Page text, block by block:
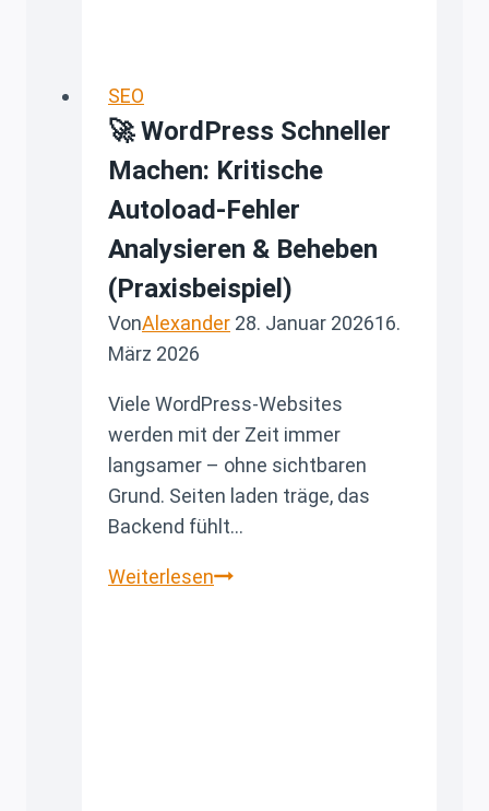
SEO
🚀 WordPress Schneller
Machen: Kritische
Autoload-Fehler
Analysieren & Beheben
(Praxisbeispiel)
VonAlexander 28. Januar 202616.
März 2026
Viele WordPress-Websites
werden mit der Zeit immer
langsamer – ohne sichtbaren
Grund. Seiten laden träge, das
Backend fühlt…
Weiterlesen🚀